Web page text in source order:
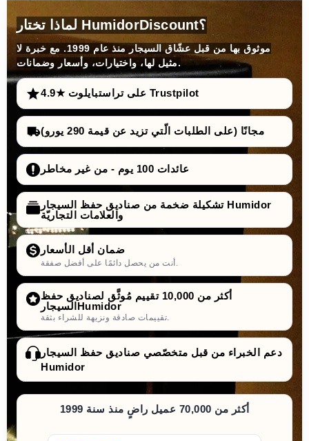
لماذا تختار HumidorDiscount؟
موثوق بها من قبل عشّاق السيجار منذ عام 1999. مع خبرة لا
مثيل لها، واختيارات، وأسعار وضمانات.
4.9★ على تراستبايلوت Trustpilot
مجانًا (على الطلبات الّتي تزيد عن قيمة 290 يورو)
عائدات 100 يوم - من غير مخاطر
تشكيلة ضخمة من صناديق حفظ السيجار Humidor
والعلامات التجاريّة
ضمان أقل الأسعار
أنت من يحصل دائمًا على أفضل صفقة.
أكثر من 10,000 تقييم مُوثَّق لصناديق حفظ
السيجارHumidor
تقييمات صادقة ونزيهة للشراء بثقة.
دعم الخبراء من قبل متخصّصي صناديق حفظ السيجار
Humidor
أكثر من 70,000 عميل راضٍ منذ سنة 1999